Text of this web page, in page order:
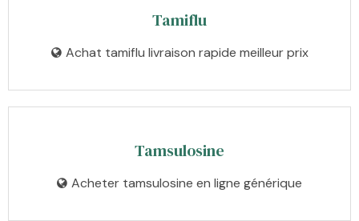
Tamiflu
Achat tamiflu livraison rapide meilleur prix
Tamsulosine
Acheter tamsulosine en ligne générique